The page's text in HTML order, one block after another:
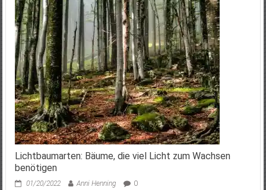
Lichtbaumarten: Bäume, die viel Licht zum Wachsen
benötigen
01/20/2022 Anni Henning 0